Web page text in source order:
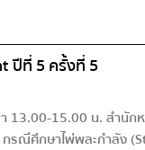
ปีที่ 5 ครั้งที่ 5
15.00 น. สำนัก
กรณีศึกษาไพ่พละกำลัง